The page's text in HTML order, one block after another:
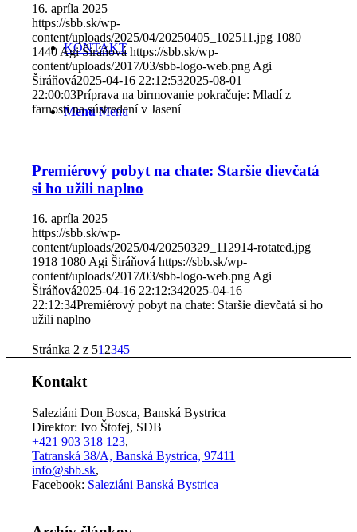
KONTAKT
Menu Menu
16. apríla 2025
https://sbb.sk/wp-
content/uploads/2025/04/20250405_102511.jpg 1080
1440 Agi Širáňová https://sbb.sk/wp-
content/uploads/2017/03/sbb-logo-web.png Agi
Širáňová2025-04-16 22:12:532025-08-01
22:00:03Príprava na birmovanie pokračuje: Mladí z
farnosti na sústredení v Jasení
Premiérový pobyt na chate: Staršie dievčatá
si ho užili naplno
16. apríla 2025
https://sbb.sk/wp-
content/uploads/2025/04/20250329_112914-rotated.jpg
1918 1080 Agi Širáňová https://sbb.sk/wp-
content/uploads/2017/03/sbb-logo-web.png Agi
Širáňová2025-04-16 22:12:342025-04-16
22:12:34Premiérový pobyt na chate: Staršie dievčatá si ho
užili naplno
Stránka 2 z 51 2345
Kontakt
Saleziáni Don Bosca, Banská Bystrica
Direktor: Ivo Štofej, SDB
+421 903 318 123,
Tatranská 38/A, Banská Bystrica, 97411
info@sbb.sk,
Facebook: Saleziáni Banská Bystrica